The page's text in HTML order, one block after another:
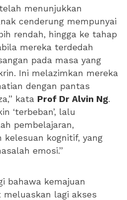
menunjukkan
cenderung mempunyai
rendah, hingga ke tahap
mereka terdedah
pada masa yang
Ini melazimkan mereka
dengan pantas
kata Prof Dr Alvin Ng.
‘terbeban’, lalu
pembelajaran,
kelesuan kognitif, yang
emosi.”
bahawa kemajuan
lagi akses